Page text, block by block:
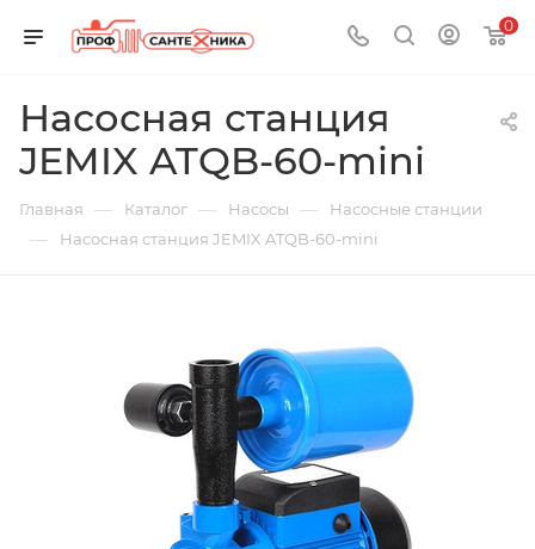
0
Насосная станция
JEMIX ATQB-60-mini
Главная — Каталог — Насосы — Насосные станции
— Насосная станция JEMIX ATQB-60-mini